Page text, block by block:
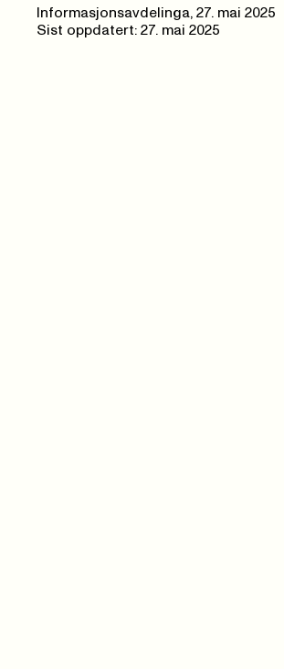
Informasjonsavdelinga, 27. mai 2025
Sist oppdatert: 27. mai 2025